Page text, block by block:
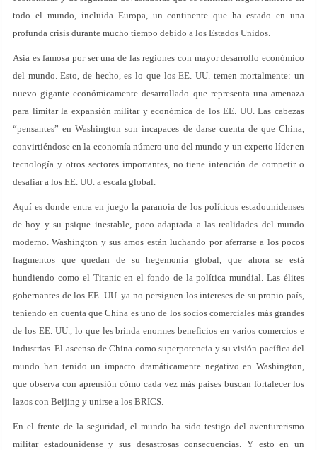
todo el mundo, incluida Europa, un continente que ha estado en una
profunda crisis durante mucho tiempo debido a los Estados Unidos.
Asia es famosa por ser una de las regiones con mayor desarrollo económico
del mundo. Esto, de hecho, es lo que los EE. UU. temen mortalmente: un
nuevo gigante económicamente desarrollado que representa una amenaza
para limitar la expansión militar y económica de los EE. UU. Las cabezas
“pensantes” en Washington son incapaces de darse cuenta de que China,
convirtiéndose en la economía número uno del mundo y un experto líder en
tecnología y otros sectores importantes, no tiene intención de competir o
desafiar a los EE. UU. a escala global.
Aquí es donde entra en juego la paranoia de los políticos estadounidenses
de hoy y su psique inestable, poco adaptada a las realidades del mundo
moderno. Washington y sus amos están luchando por aferrarse a los pocos
fragmentos que quedan de su hegemonía global, que ahora se está
hundiendo como el Titanic en el fondo de la política mundial. Las élites
gobernantes de los EE. UU. ya no persiguen los intereses de su propio país,
teniendo en cuenta que China es uno de los socios comerciales más grandes
de los EE. UU., lo que les brinda enormes beneficios en varios comercios e
industrias. El ascenso de China como superpotencia y su visión pacífica del
mundo han tenido un impacto dramáticamente negativo en Washington,
que observa con aprensión cómo cada vez más países buscan fortalecer los
lazos con Beijing y unirse a los BRICS.
En el frente de la seguridad, el mundo ha sido testigo del aventurerismo
militar estadounidense y sus desastrosas consecuencias. Y esto en un